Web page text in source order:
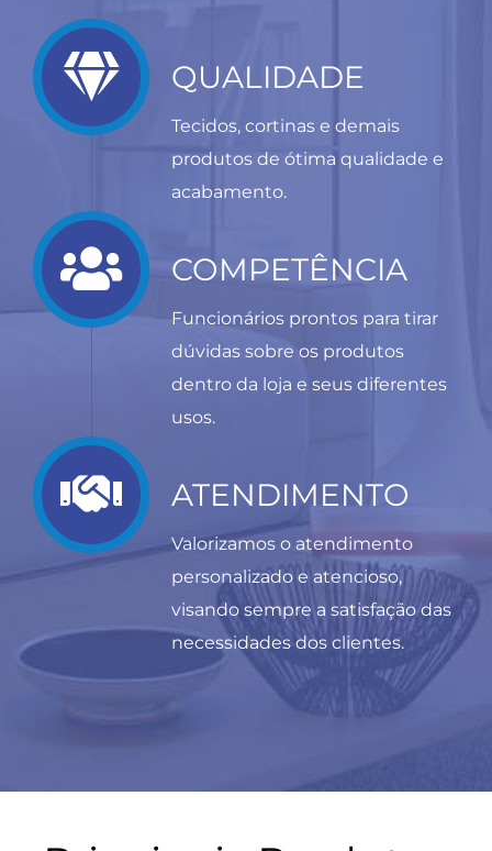
QUALIDADE
Tecidos, cortinas e demais
produtos de ótima qualidade e
acabamento.
COMPETÊNCIA
Funcionários prontos para tirar
dúvidas sobre os produtos
dentro da loja e seus diferentes
usos.
ATENDIMENTO
Valorizamos o atendimento
personalizado e atencioso,
visando sempre a satisfação das
necessidades dos clientes.